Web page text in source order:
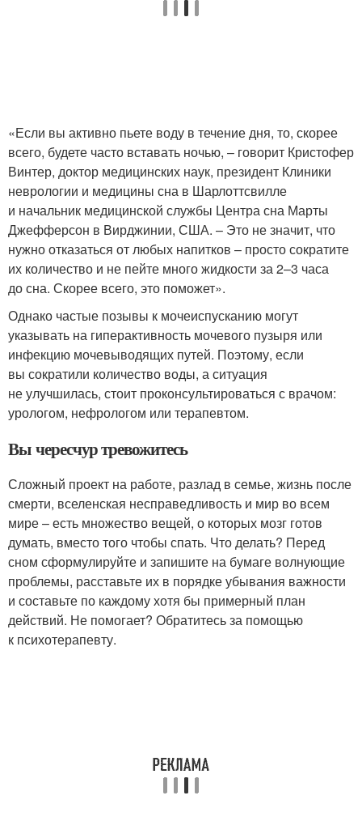
«Если вы активно пьете воду в течение дня, то, скорее
всего, будете часто вставать ночью, – говорит Кристофер
Винтер, доктор медицинских наук, президент Клиники
неврологии и медицины сна в Шарлоттсвилле
и начальник медицинской службы Центра сна Марты
Джефферсон в Вирджинии, США. – Это не значит, что
нужно отказаться от любых напитков – просто сократите
их количество и не пейте много жидкости за 2–3 часа
до сна. Скорее всего, это поможет».
Однако частые позывы к мочеиспусканию могут
указывать на гиперактивность мочевого пузыря или
инфекцию мочевыводящих путей. Поэтому, если
вы сократили количество воды, а ситуация
не улучшилась, стоит проконсультироваться с врачом:
урологом, нефрологом или терапевтом.
Вы чересчур тревожитесь
Сложный проект на работе, разлад в семье, жизнь после
смерти, вселенская несправедливость и мир во всем
мире – есть множество вещей, о которых мозг готов
думать, вместо того чтобы спать. Что делать? Перед
сном сформулируйте и запишите на бумаге волнующие
проблемы, расставьте их в порядке убывания важности
и составьте по каждому хотя бы примерный план
действий. Не помогает? Обратитесь за помощью
к психотерапевту.